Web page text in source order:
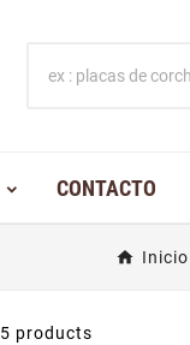
CONTACTO
Inicio
5 products